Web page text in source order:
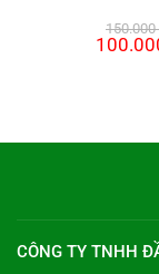
150.000
Giá
gốc
CÔNG TY TNHH